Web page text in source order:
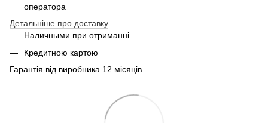
оператора
Детальніше про доставку
Наличными при отриманні
Кредитною картою
Гарантія від виробника 12 місяців